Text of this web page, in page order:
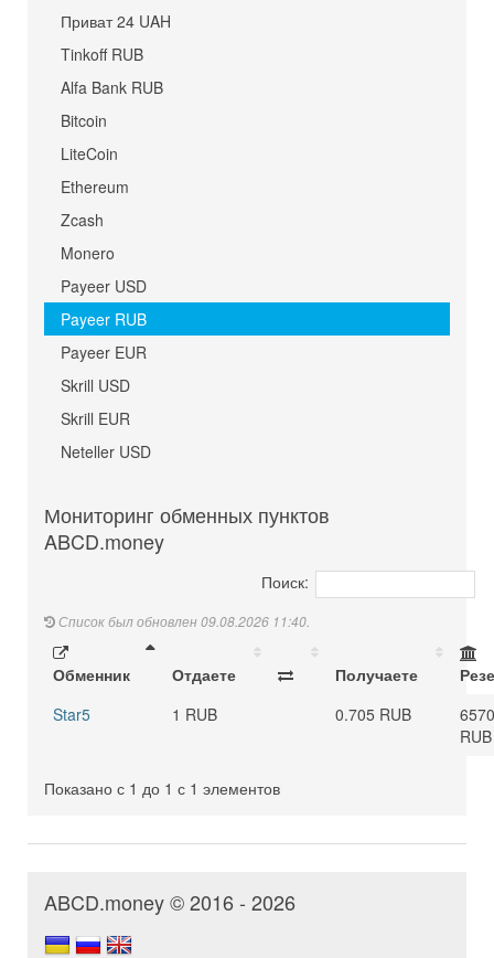
Приват 24 UAH
Tinkoff RUB
Alfa Bank RUB
Bitcoin
LiteCoin
Ethereum
Zcash
Monero
Payeer USD
Payeer RUB
Payeer EUR
Skrill USD
Skrill EUR
Neteller USD
Мониторинг обменных пунктов
ABCD.money
Поиск:
Список был обновлен 09.08.2026 11:40.
Обменник Отдаете Получаете
Star5
1 RUB 0.705 RUB
RUB
Показано с 1 до 1 с 1 элементов
ABCD.money © 2016 - 2026